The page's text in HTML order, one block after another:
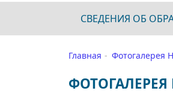
СВЕДЕНИЯ ОБ
Главная Фотогалерея
ФОТОГАЛЕРЕЯ